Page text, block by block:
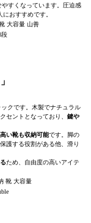
すくなっています。圧迫感
おすすめです。
段
ックです。木製でナチュラル
セントとなっており、 鍵や
い靴も収納可能です。脚の
護する役割がある他、滑り
ため、自由度の高いアイテ